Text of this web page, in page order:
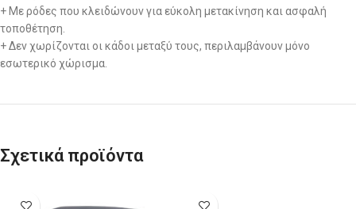
+ Με ρόδες που κλειδώνουν για εύκολη μετακίνηση και ασφαλή
τοποθέτηση.
+ Δεν χωρίζονται οι κάδοι μεταξύ τους, περιλαμβάνουν μόνο
εσωτερικό χώρισμα.
Σχετικά προϊόντα